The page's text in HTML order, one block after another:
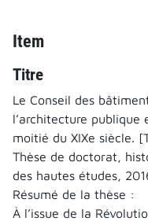
Item
Titre
Le Conseil des
l’architecture publique
moitié du XIXe siècle.
Thèse de doctorat,
des hautes études,
Résumé de la thèse :
À l’issue de la